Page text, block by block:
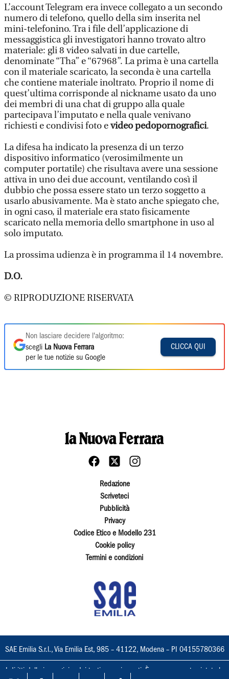
L’account Telegram era invece collegato a un secondo
numero di telefono, quello della sim inserita nel
mini-telefonino. Tra i file dell’applicazione di
messaggistica gli investigatori hanno trovato altro
materiale: gli 8 video salvati in due cartelle,
denominate “Tha” e “67968”. La prima è una cartella
con il materiale scaricato, la seconda è una cartella
che contiene materiale inoltrato. Proprio il nome di
quest’ultima corrisponde al nickname usato da uno
dei membri di una chat di gruppo alla quale
partecipava l’imputato e nella quale venivano
richiesti e condivisi foto evideo pedopornografici.
La difesa ha indicato la presenza di un terzo
dispositivo informatico (verosimilmente un
computer portatile) che risultava avere una sessione
attiva in uno dei due account, ventilando così il
dubbio che possa essere stato un terzo soggetto a
usarlo abusivamente. Ma è stato anche spiegato che,
in ogni caso, il materiale era stato fisicamente
scaricato nella memoria dello smartphone in uso al
solo imputato.
La prossima udienza è in programma il 14 novembre.
D.O.
© RIPRODUZIONE RISERVATA
Non lasciare decidere l'algoritmo:
scegli La Nuova Ferrara
per le tue notizie su Google
CLICCA QUI
Redazione
Scriveteci
Pubblicità
Privacy
Codice Etico e Modello 231
Cookie policy
Termini e condizioni
SAE Emilia S.r.l., Via Emilia Est, 985 – 41122, Modena – PI 04155780366
I diritti delle immagini e dei testi sono riservati. È espressamente vietata la